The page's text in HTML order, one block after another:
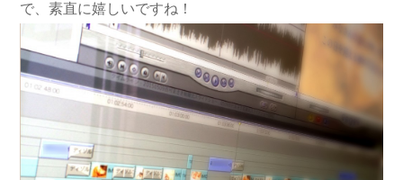
で、素直に嬉しいですね！